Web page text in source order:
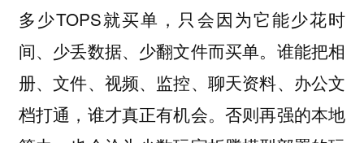
多少TOPS就买单，只会因为它能少花时
间、少丢数据、少翻文件而买单。谁能把相
册、文件、视频、监控、聊天资料、办公文
档打通，谁才真正有机会。否则再强的本地